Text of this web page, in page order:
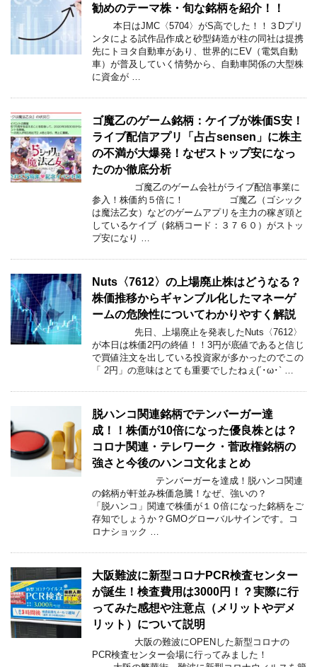
勧めのテーマ株・旬な銘柄を紹介！！
本日はJMC〈5704〉がS高でした！！３Dプリ
ンタによる試作品作成と砂型鋳造が柱の同社は提携
先にトヨタ自動車があり、世界的にEV（電気自動
車）が普及していく情勢から、自動車関係の大型株
に資金が …
ゴ魔乙のゲーム銘柄：ケイブが株価S安！
ライブ配信アプリ「占占sensen」に株主
の不満が大爆発！なぜストップ安になっ
たのか徹底分析
ゴ魔乙のゲーム会社がライブ配信事業に
参入！株価約５倍に！ ゴ魔乙（ゴシック
は魔法乙女）などのゲームアプリを主力の稼ぎ頭と
しているケイブ（銘柄コード：３７６０）がストッ
プ安になり …
Nuts〈7612〉の上場廃止株はどうなる？
株価推移からギャンブル化したマネーゲ
ームの危険性についてわかりやすく解説
先日、上場廃止を発表したNuts〈7612〉
が本日は株価2円の終値！！3円が底値であると信じ
で買値注文を出している投資家が多かったのでこの
「 2円」の意味はとても重要でしたねぇ(´･ω･` …
脱ハンコ関連銘柄でテンバーガー達
成！！株価が10倍になった優良株とは？
コロナ関連・テレワーク・菅政権銘柄の
強さと今後のハンコ文化まとめ
テンバーガーを達成！脱ハンコ関連
の銘柄が軒並み株価急騰！なぜ、強いの？
「脱ハンコ」関連で株価が１０倍になった銘柄をご
存知でしょうか？GMOグローバルサインです。コ
ロナショック …
大阪難波に新型コロナPCR検査センター
が誕生！検査費用は3000円！？実際に行
ってみた感想や注意点（メリットやデメ
リット）について説明
大阪の難波にOPENした新型コロナの
PCR検査センター会場に行ってみました！